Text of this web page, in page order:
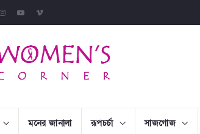
মনের জানালা রূপচর্চা সাজগোজ